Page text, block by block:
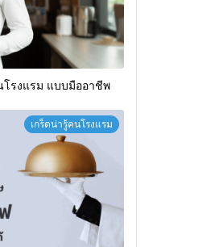
โรงแรม แบบมืออาชีพ
เกร็ดน่ารู้คนโรงแรม